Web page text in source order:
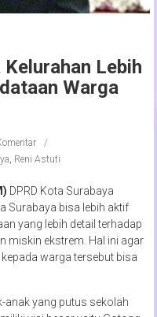
Lebih
Warga
, Reni Astuti
DPRD Kota Surabaya
Surabaya bisa lebih aktif
yang lebih detail terhadap
miskin ekstrem. Hal ini agar
warga tersebut bisa
anak yang putus sekolah